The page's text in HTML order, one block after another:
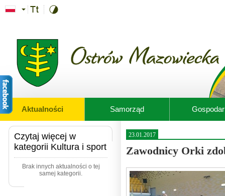
Przejdź do treści
Aktualności Samorząd
Czytaj więcej w
kategorii Kultura i sport
Brak innych aktualności o tej
samej kategorii.
23.01.2017
Zawodnicy Orki